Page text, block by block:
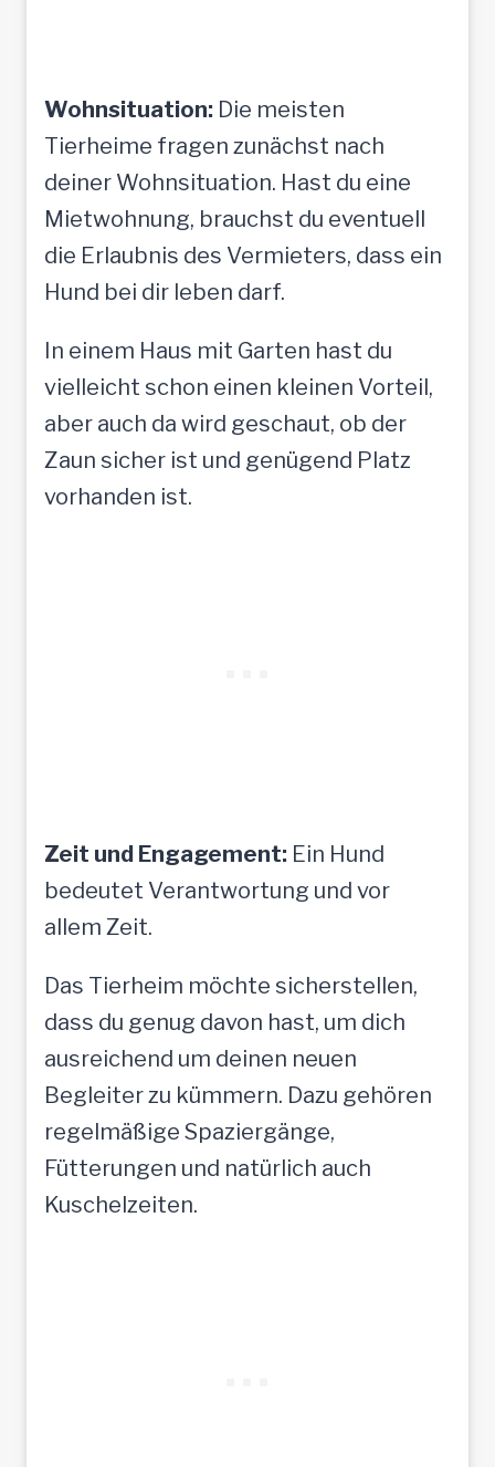
Wohnsituation: Die meisten
Tierheime fragen zunächst nach
deiner Wohnsituation. Hast du eine
Mietwohnung, brauchst du eventuell
die Erlaubnis des Vermieters, dass ein
Hund bei dir leben darf.
In einem Haus mit Garten hast du
vielleicht schon einen kleinen Vorteil,
aber auch da wird geschaut, ob der
Zaun sicher ist und genügend Platz
vorhanden ist.
Zeit und Engagement: Ein Hund
bedeutet Verantwortung und vor
allem Zeit.
Das Tierheim möchte sicherstellen,
dass du genug davon hast, um dich
ausreichend um deinen neuen
Begleiter zu kümmern. Dazu gehören
regelmäßige Spaziergänge,
Fütterungen und natürlich auch
Kuschelzeiten.